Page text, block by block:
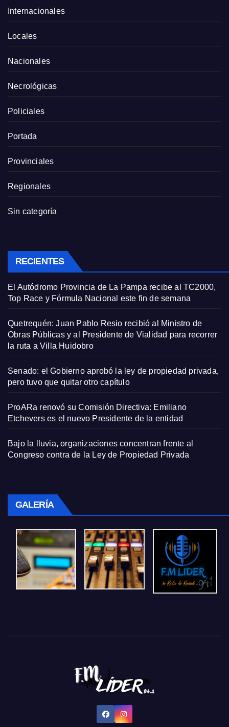
Internacionales
Locales
Nacionales
Necrológicas
Policiales
Portada
Provinciales
Regionales
Sin categoría
RECIENTES
El Autódromo Provincia de La Pampa recibe al TC2000,
Top Race y Fórmula Nacional este fin de semana
Quetrequén: Juan Pablo Resio recibió al Ministro de
Obras Públicas y al Presidente de Vialidad para recorrer
la ruta a Villa Huidobro
Senado: el Gobierno aprobó la ley de propiedad privada,
pero tuvo que quitar otro capítulo
ProARa renovó su Comisión Directiva: Emiliano
Etchevers es el nuevo Presidente de la entidad
Bajo la lluvia, organizaciones concentran frente al
Congreso contra de la Ley de Propiedad Privada
GALERÍA